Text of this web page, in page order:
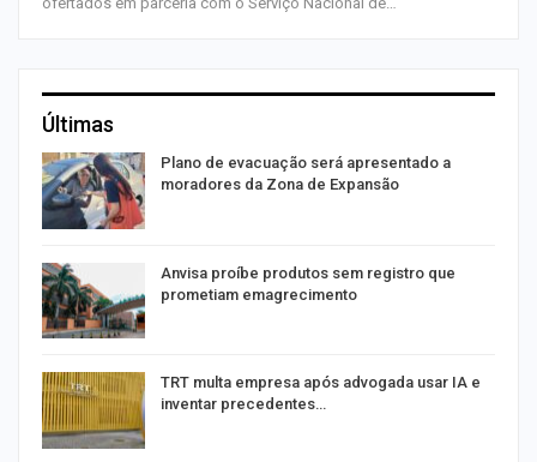
Últimas
Plano de evacuação será apresentado a
moradores da Zona de Expansão
Anvisa proíbe produtos sem registro que
prometiam emagrecimento
TRT multa empresa após advogada usar IA e
inventar precedentes…